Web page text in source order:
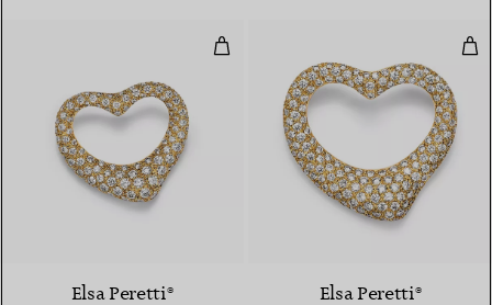
Open Heart Brosche in
3 Materialien
Elsa Peretti® Elsa Peretti®